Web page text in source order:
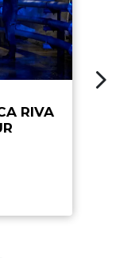
RIVA